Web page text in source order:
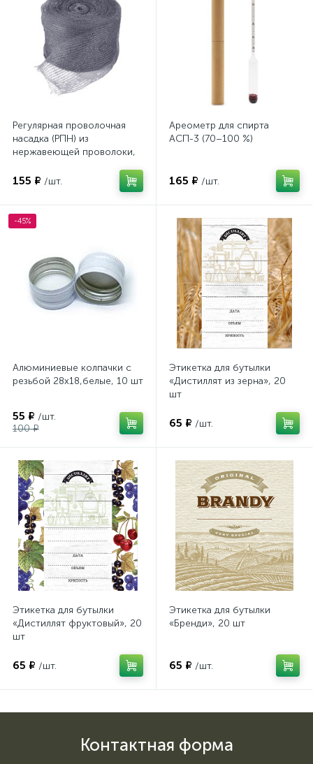
Регулярная проволочная
насадка (РПН) из
нержавеющей проволоки,
155 ₽ /шт.
Ареометр для спирта
АСП-3 (70–100 %)
165 ₽ /шт.
-45%
Алюминиевые колпачки с
резьбой 28х18,белые, 10 шт
55 ₽ /шт.
100 ₽
Этикетка для бутылки
«Дистиллят из зерна», 20
шт
65 ₽ /шт.
Этикетка для бутылки
«Дистиллят фруктовый», 20
шт
65 ₽ /шт.
Этикетка для бутылки
«Бренди», 20 шт
65 ₽ /шт.
Контактная форма